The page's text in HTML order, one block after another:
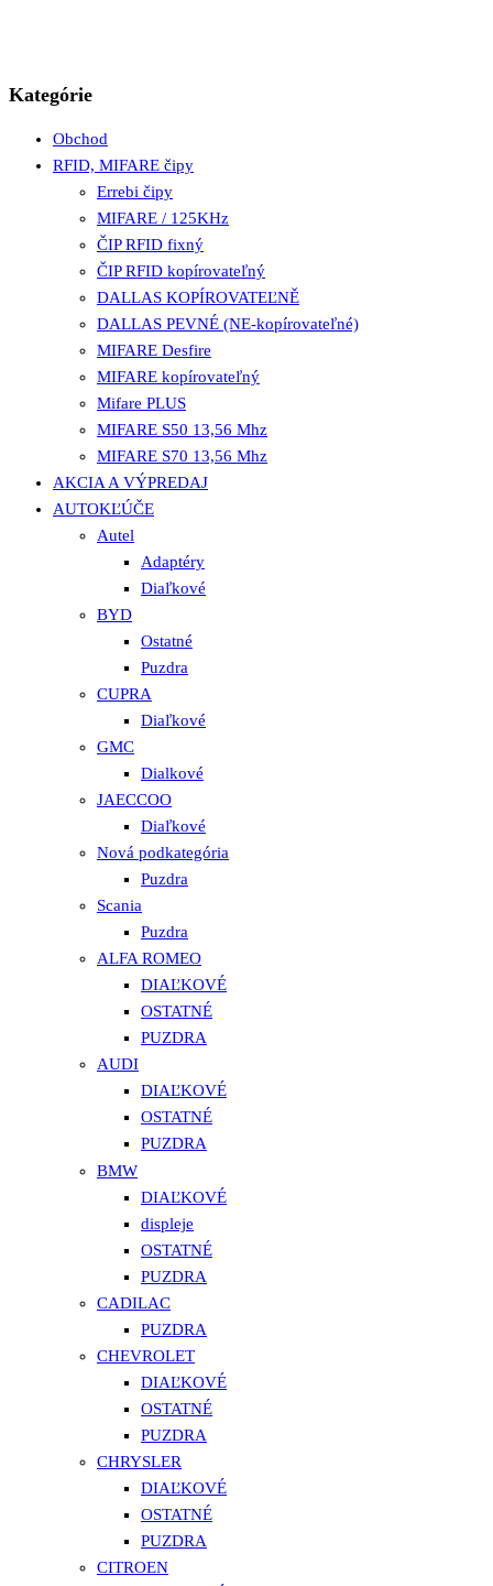
Kategórie
Obchod
RFID, MIFARE čipy
Errebi čipy
MIFARE / 125KHz
ČIP RFID fixný
ČIP RFID kopírovateľný
DALLAS KOPÍROVATEĽNĚ
DALLAS PEVNÉ (NE-kopírovateľné)
MIFARE Desfire
MIFARE kopírovateľný
Mifare PLUS
MIFARE S50 13,56 Mhz
MIFARE S70 13,56 Mhz
AKCIA A VÝPREDAJ
AUTOKĽÚČE
Autel
Adaptéry
Diaľkové
BYD
Ostatné
Puzdra
CUPRA
Diaľkové
GMC
Dialkové
JAECCOO
Diaľkové
Nová podkategória
Puzdra
Scania
Puzdra
ALFA ROMEO
DIAĽKOVÉ
OSTATNÉ
PUZDRA
AUDI
DIAĽKOVÉ
OSTATNÉ
PUZDRA
BMW
DIAĽKOVÉ
displeje
OSTATNÉ
PUZDRA
CADILAC
PUZDRA
CHEVROLET
DIAĽKOVÉ
OSTATNÉ
PUZDRA
CHRYSLER
DIAĽKOVÉ
OSTATNÉ
PUZDRA
CITROEN